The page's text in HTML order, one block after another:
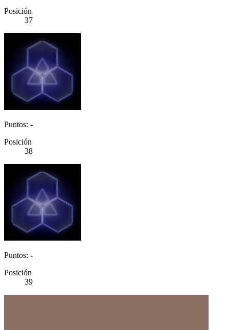
Posición
37
Puntos: -
Posición
38
Puntos: -
Posición
39